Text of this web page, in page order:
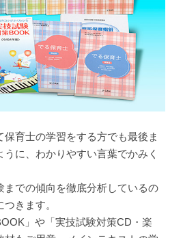
保育士の学習をする方でも最後ま
に、わかりやすい言葉でかみく
までの傾向を徹底分析しているの
きます。
」や「実技試験対策CD・楽